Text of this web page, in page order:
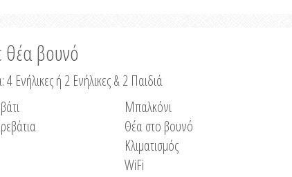
θέα βουνό
4 Ενήλικες ή 2 Ενήλικες & 2 Παιδιά
Μπαλκόνι
Θέα στο βουνό
Κλιματισμός
WiFi